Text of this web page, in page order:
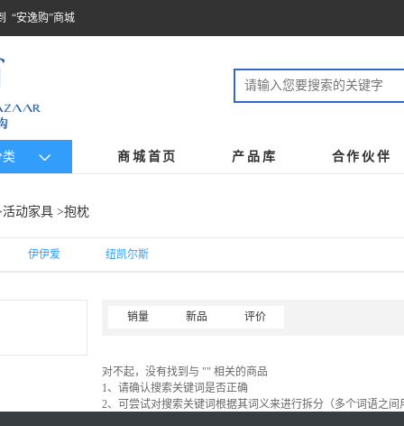
“安逸购”商城
商城首页 产品库 合作伙伴
活动家具 >抱枕
伊伊爱 纽凯尔斯
销量 新品 评价
对不起，没有找到与 "" 相关的商品
1、请确认搜索关键词是否正确
2、可尝试对搜索关键词根据其词义来进行拆分（多个词语之